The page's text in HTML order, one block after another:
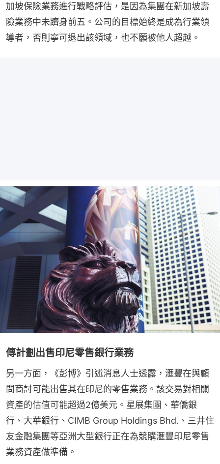
加坡保險業務進行戰略評估，是因為集團在新加坡壽
險業務中未躋身前五。公司的目標始終是成為行業領
導者，否則寧可退出該領域，也不願被他人超越。
傳計劃出售印尼零售銀行業務
另一方面，《彭博》引述消息人士透露，滙豐在與顧
問商討可能出售其在印尼的零售業務。該交易對相關
資產的估值可能超過2億美元。星展集團、華僑銀
行、大華銀行、CIMB Group Holdings Bhd.、三井住
友金融集團等亞洲大型銀行正在為競購滙豐印尼零售
業務資產做準備。